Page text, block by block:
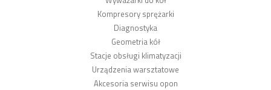
Kompresory sprężarki
Diagnostyka
Geometria kół
Stacje obsługi klimatyzacji
Urządzenia warsztatowe
Akcesoria serwisu opon